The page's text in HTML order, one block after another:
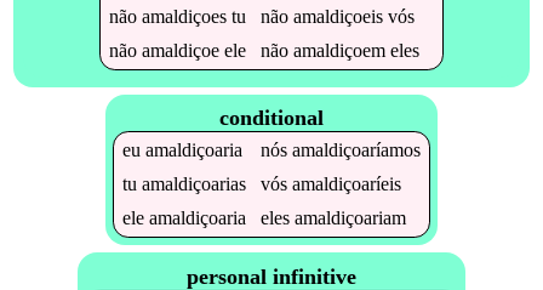
não amaldiçoestu não amaldiçoeisvós
não amaldiçoeele não amaldiçoemeles
conditional
eu amaldiçoaria nós amaldiçoaríamos
tu amaldiçoarias vós amaldiçoaríeis
ele amaldiçoaria eles amaldiçoariam
personal infinitive